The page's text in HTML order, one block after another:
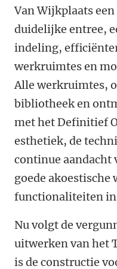
Van Wijkplaats
duidelijke entree,
indeling,
werkruimtes en
Alle werkruimtes,
bibliotheek en
met het Definitief
esthetiek, de
continue aandacht
goede akoestische
functionaliteiten in
Nu volgt de
uitwerken van het
is de constructie